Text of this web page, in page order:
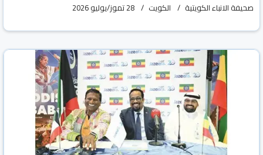
صحيفة الانباء الكويتية الكويت 28 تموز/يوليو 2026